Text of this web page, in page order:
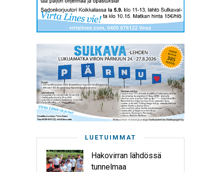
LUETUIMMAT
Hakovirran lähdössä
tunnelmaa